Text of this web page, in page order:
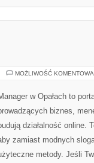
MOŻLIWOŚĆ
w Opałach to
biznes,
działalność online.
zamiast modnych
metody. Jeśli